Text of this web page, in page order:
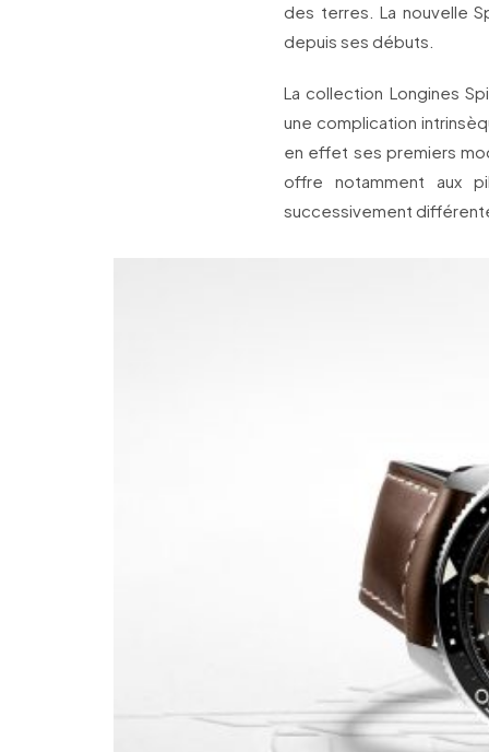
des terres. La nouvelle
depuis ses débuts.
La collection Longines
une complication
en effet ses premiers
offre notamment aux
successivement